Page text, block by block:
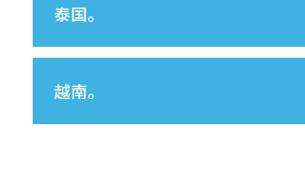
泰国。
越南。